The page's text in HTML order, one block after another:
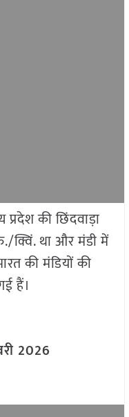
की छिंदवाड़ा
क्विं. था और मंडी में
की मंडियों की
हैं।
2026